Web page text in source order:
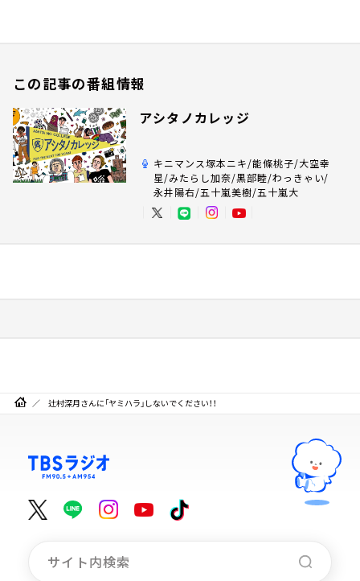
この記事の番組情報
アシタノカレッジ
キニマンス塚本ニキ/能條桃子/大空幸
星/みたらし加奈/黒部睦/わっきゃい/
永井陽右/五十嵐美樹/五十嵐大
辻村深月さんに「ヤミハラ」しないでください！！